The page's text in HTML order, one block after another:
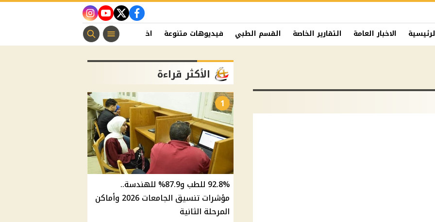
facebook
twitter
youtube
instagram
الاخبار العامة التقارير الخاصة القسم الطبي فيديوهات متنوعة اخبار الفن منوعات مسيحية
الأكثر قراءة
1
92.8% للطب و87.9% للهندسة..
مؤشرات تنسيق الجامعات 2026 وأماكن
المرحلة الثانية